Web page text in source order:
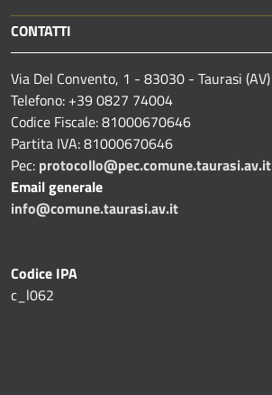
CONTATTI
Via Del Convento, 1 - 83030 - Taurasi (AV)
Telefono: +39 0827 74004
Codice Fiscale: 81000670646
Partita IVA: 81000670646
Pec: protocollo@pec.comune.taurasi.av.it
Email generale
info@comune.taurasi.av.it
Codice IPA
c_l062